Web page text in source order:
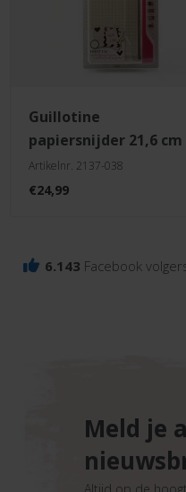
guillotine
papiersnijder 21,6 cm
Artikelnr. 2137-038
€24,99
6.143 Facebook
Meld je